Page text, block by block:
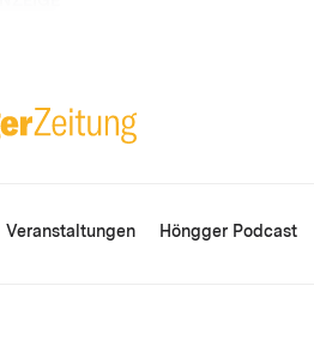
Veranstaltungen Höngger Podcast